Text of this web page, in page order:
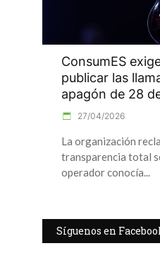
ConsumES
publicar las
apagón de 28
27/04/2026
La organización
transparencia total
operador conocía
Síguenos en